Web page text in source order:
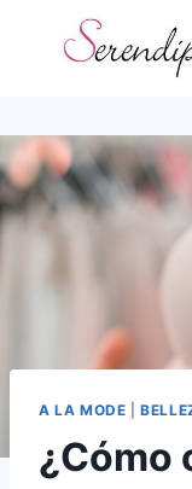
A LA MODE |
¿Cómo